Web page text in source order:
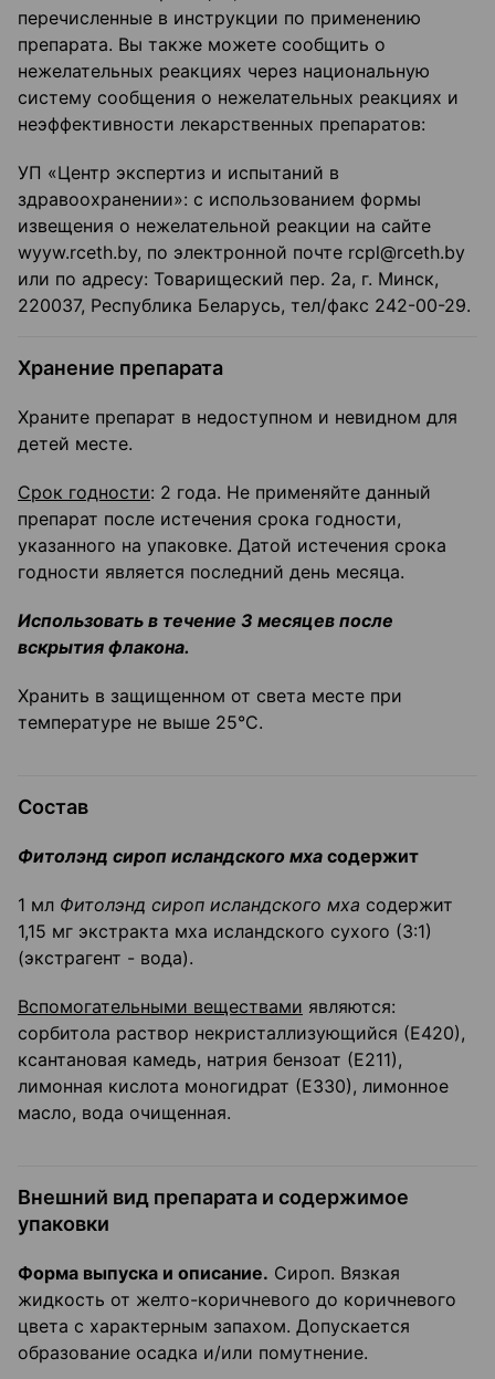
перечисленные в инструкции по применению
препарата. Вы также можете сообщить о
нежелательных реакциях через национальную
систему сообщения о нежелательных реакциях и
неэффективности лекарственных препаратов:
УП «Центр экспертиз и испытаний в
здравоохранении»: с использованием формы
извещения о нежелательной реакции на сайте
wyyw.rceth.by, по электронной почте rcpl@rceth.by
или по адресу: Товарищеский пер. 2а, г. Минск,
220037, Республика Беларусь, тел/факс 242-00-29.
Хранение препарата
Храните препарат в недоступном и невидном для
детей месте.
Срок годности: 2 года. Не применяйте данный
препарат после истечения срока годности,
указанного на упаковке. Датой истечения срока
годности является последний день месяца.
Использовать в течение 3 месяцев после
вскрытия флакона.
Хранить в защищенном от света месте при
температуре не выше 25°С.
Состав
Фитолэнд сироп исландского мха содержит
1 мл Фитолэнд сироп исландского мха содержит
1,15 мг экстракта мха исландского сухого (3:1)
(экстрагент - вода).
Вспомогательными веществами являются:
сорбитола раствор некристаллизующийся (Е420),
ксантановая камедь, натрия бензоат (Е211),
лимонная кислота моногидрат (Е330), лимонное
масло, вода очищенная.
Внешний вид препарата и содержимое
упаковки
Форма выпуска и описание. Сироп. Вязкая
жидкость от желто-коричневого до коричневого
цвета с характерным запахом. Допускается
образование осадка и/или помутнение.